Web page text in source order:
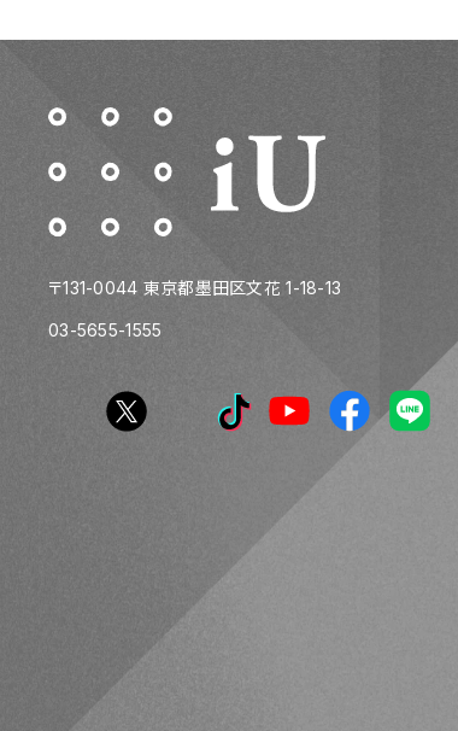
〒131-0044 東京都墨田区文花 1-18-13
03-5655-1555